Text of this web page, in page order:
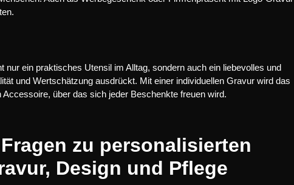
nur ein praktisches Utensil im Alltag, sondern auch ein liebevolles und
und Wertschätzung ausdrückt. Mit einer individuellen Gravur wird das
über das sich jeder Beschenkte freuen wird.
zu personalisierten
Design und Pflege